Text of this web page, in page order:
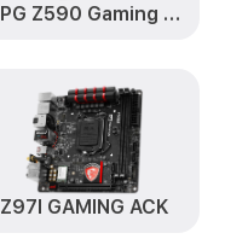
MPG Z590 Gaming Plus
Z97I GAMING ACK